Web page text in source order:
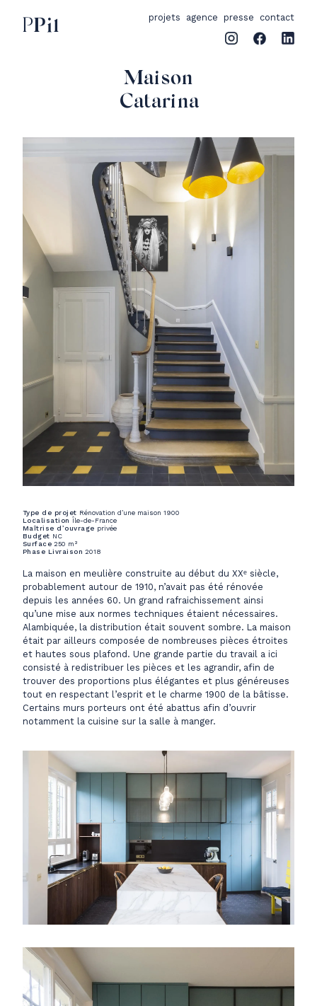
PPil projets agence presse contact
Maison
Catarina
Type de projet Rénovation d’une maison 1900
Localisation Île-de-France
Maîtrise d’ouvrage privée
Budget NC
Surface 250 m²
Phase Livraison 2018
La maison en meulière construite au début du XXᵉ siècle,
probablement autour de 1910, n’avait pas été rénovée
depuis les années 60. Un grand rafraichissement ainsi
qu’une mise aux normes techniques étaient nécessaires.
Alambiquée, la distribution était souvent sombre. La maison
était par ailleurs composée de nombreuses pièces étroites
et hautes sous plafond. Une grande partie du travail a ici
consisté à redistribuer les pièces et les agrandir, afin de
trouver des proportions plus élégantes et plus généreuses
tout en respectant l’esprit et le charme 1900 de la bâtisse.
Certains murs porteurs ont été abattus afin d’ouvrir
notamment la cuisine sur la salle à manger.